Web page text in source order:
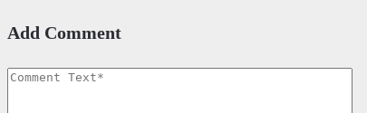
Add Comment